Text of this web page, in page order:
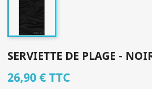
SERVIETTE DE PLAGE -
26,90 €TTC